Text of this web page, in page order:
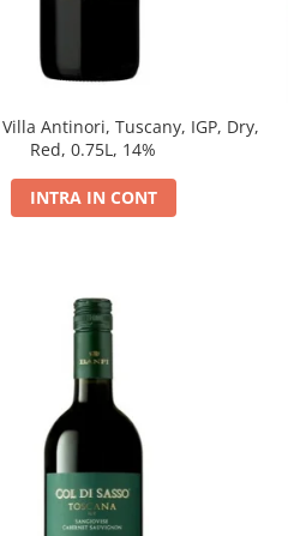
Antinori, Tuscany, IGP, Dry,
Red, 0.75L, 14%
INTRA IN CONT